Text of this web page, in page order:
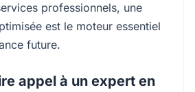
professionnels, une
est le moteur essentiel
future.
appel à un expert en